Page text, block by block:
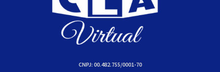
CNPJ: 00.482.755/0001-70